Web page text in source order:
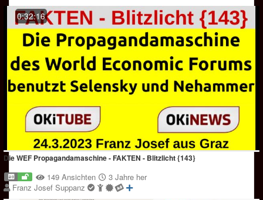
0:32:16
Die WEF Propagandamaschine - FAKTEN - Blitzlicht {143}
149 Ansichten
3 Jahre her
Franz Josef Suppanz